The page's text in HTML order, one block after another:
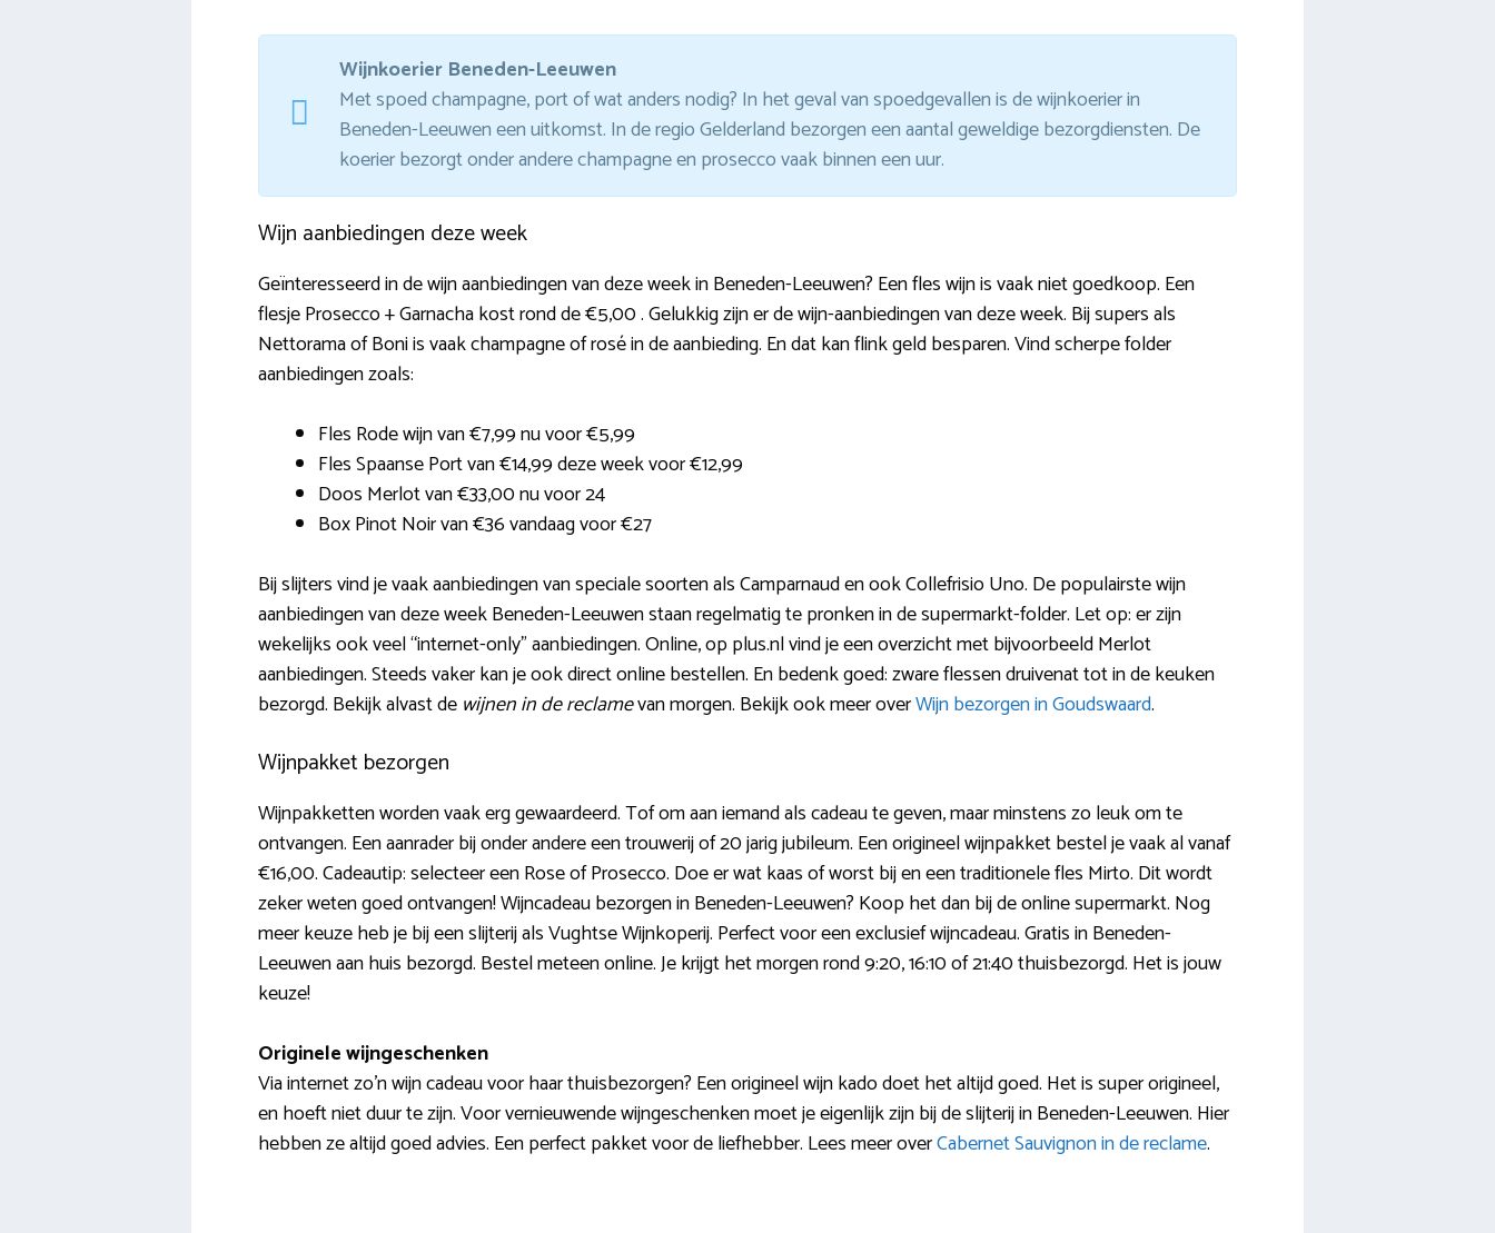
Wijnkoerier Beneden-Leeuwen
Met spoed champagne, port of wat anders nodig? In het geval van spoedgevallen is de wijnkoerier in
Beneden-Leeuwen een uitkomst. In de regio Gelderland bezorgen een aantal geweldige bezorgdiensten. De
koerier bezorgt onder andere champagne en prosecco vaak binnen een uur.
Wijn aanbiedingen deze week
Geïnteresseerd in de wijn aanbiedingen van deze week in Beneden-Leeuwen? Een fles wijn is vaak niet goedkoop. Een
flesje Prosecco + Garnacha kost rond de €5,00 . Gelukkig zijn er de wijn-aanbiedingen van deze week. Bij supers als
Nettorama of Boni is vaak champagne of rosé in de aanbieding. En dat kan flink geld besparen. Vind scherpe folder
aanbiedingen zoals:
Fles Rode wijn van €7,99 nu voor €5,99
Fles Spaanse Port van €14,99 deze week voor €12,99
Doos Merlot van €33,00 nu voor 24
Box Pinot Noir van €36 vandaag voor €27
Bij slijters vind je vaak aanbiedingen van speciale soorten als Camparnaud en ook Collefrisio Uno. De populairste wijn
aanbiedingen van deze week Beneden-Leeuwen staan regelmatig te pronken in de supermarkt-folder. Let op: er zijn
wekelijks ook veel “internet-only” aanbiedingen. Online, op plus.nl vind je een overzicht met bijvoorbeeld Merlot
aanbiedingen. Steeds vaker kan je ook direct online bestellen. En bedenk goed: zware flessen druivenat tot in de keuken
bezorgd. Bekijk alvast de wijnen in de reclamevan morgen. Bekijk ook meer overWijn bezorgen in Goudswaard.
Wijnpakket bezorgen
Wijnpakketten worden vaak erg gewaardeerd. Tof om aan iemand als cadeau te geven, maar minstens zo leuk om te
ontvangen. Een aanrader bij onder andere een trouwerij of 20 jarig jubileum. Een origineel wijnpakket bestel je vaak al vanaf
€16,00. Cadeautip: selecteer een Rose of Prosecco. Doe er wat kaas of worst bij en een traditionele fles Mirto. Dit wordt
zeker weten goed ontvangen! Wijncadeau bezorgen in Beneden-Leeuwen? Koop het dan bij de online supermarkt. Nog
meer keuze heb je bij een slijterij als Vughtse Wijnkoperij. Perfect voor een exclusief wijncadeau. Gratis in Beneden-
Leeuwen aan huis bezorgd. Bestel meteen online. Je krijgt het morgen rond 9:20, 16:10 of 21:40 thuisbezorgd. Het is jouw
keuze!
Originele wijngeschenken
Via internet zo’n wijn cadeau voor haar thuisbezorgen? Een origineel wijn kado doet het altijd goed. Het is super origineel,
en hoeft niet duur te zijn. Voor vernieuwende wijngeschenken moet je eigenlijk zijn bij de slijterij in Beneden-Leeuwen. Hier
hebben ze altijd goed advies. Een perfect pakket voor de liefhebber. Lees meer overCabernet Sauvignon in de reclame.